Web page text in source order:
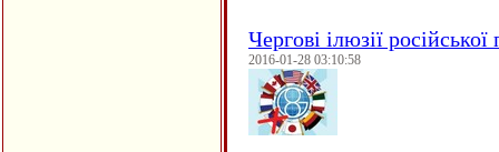
Чергові ілюзії
2016-01-28 03:10:58